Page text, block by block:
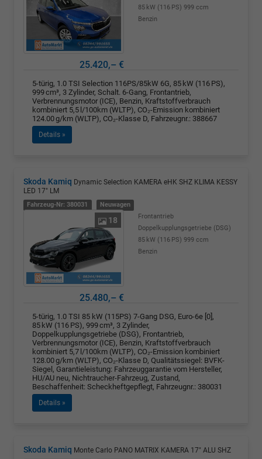
85 kW (116 PS) 999 ccm
Benzin
25.420,– €
5-türig, 1.0 TSI Selection 116PS/85kW 6G, 85 kW (116 PS),
999 cm³, 3 Zylinder, Schalt. 6-Gang, Frontantrieb,
Verbrennungsmotor (ICE), Benzin, Kraftstoffverbrauch
kombiniert 5,5 l/100km (WLTP), CO₂-Emission kombiniert
124.00 g/km (WLTP), CO₂-Klasse D, Fahrzeugnr.: 388667
Details »
Skoda Kamiq Dynamic Selection KAMERA eHK SHZ KLIMA KESSY
LED 17" LM
Fahrzeug-Nr: 380031 Neuwagen
18
Frontantrieb
Doppelkupplungsgetriebe (DSG)
85 kW (116 PS) 999 ccm
Benzin
25.480,– €
5-türig, 1.0 TSI 85 kW (115PS) 7-Gang DSG, Euro-6e [0],
85 kW (116 PS), 999 cm³, 3 Zylinder,
Doppelkupplungsgetriebe (DSG), Frontantrieb,
Verbrennungsmotor (ICE), Benzin, Kraftstoffverbrauch
kombiniert 5,7 l/100km (WLTP), CO₂-Emission kombiniert
128.00 g/km (WLTP), CO₂-Klasse D, Qualitätssiegel: BVFK-
Siegel, Garantieleistung: Fahrzeuggarantie vom Hersteller,
HU/AU neu, Nichtraucher-Fahrzeug, Zustand,
Beschaffenheit: Scheckheftgepflegt, Fahrzeugnr.: 380031
Details »
Skoda Kamiq Monte Carlo PANO MATRIX KAMERA 17" ALU SHZ